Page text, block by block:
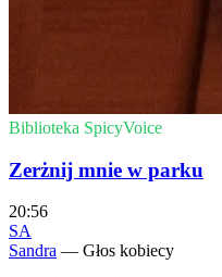
Biblioteka SpicyVoice
Zerżnij mnie w parku
20:56
SA
Sandra — Głos kobiecy